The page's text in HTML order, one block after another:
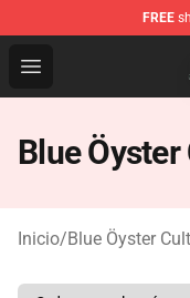
FREE
Open menu
Blue Öyster
Blue
Inicio/Blue Öyster